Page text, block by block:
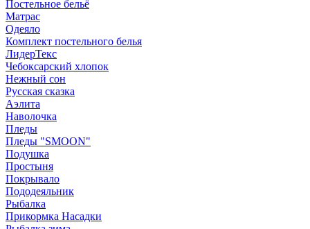
Постельное бельё
Матрас
Одеяло
Комплект постельного белья
ЛидерТекс
Чебоксарский хлопок
Нежный сон
Русская сказка
Аэлита
Наволочка
Пледы
Пледы "SMOON"
Подушка
Простыня
Покрывало
Пододеяльник
Рыбалка
Прикормка Насадки